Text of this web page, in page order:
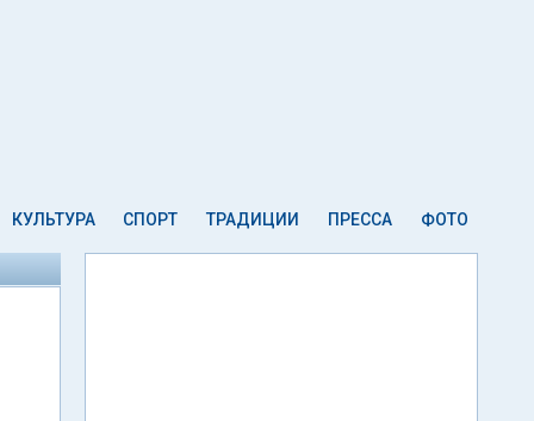
КУЛЬТУРА СПОРТ ТРАДИЦИИ ПРЕССА ФОТО